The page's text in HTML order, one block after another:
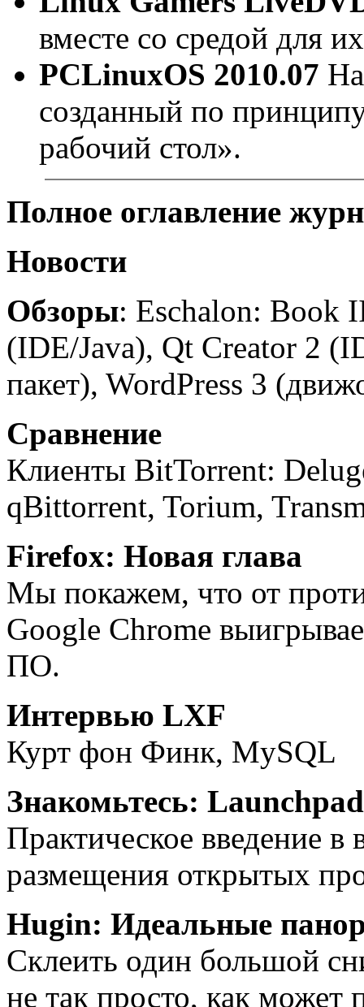
вместе со средой для
PCLinuxOS 2010.07
созданный по
рабочий стол».
Полное оглавление
Новости
Обзоры: Eschalon: Book
(IDE/Java), Qt Creator 2
пакет), WordPress 3
Сравнение
Клиенты BitTorrent:
qBittorrent, Torium,
Firefox: Новая глава
Мы покажем, что от
Google Chrome
ПО.
Интервью LXF
Курт фон Финк, MySQL
Знакомьтесь: Launchpad
Практическое введение
размещения открытых
Hugin: Идеальные
Склеить один большой
не так просто, как может